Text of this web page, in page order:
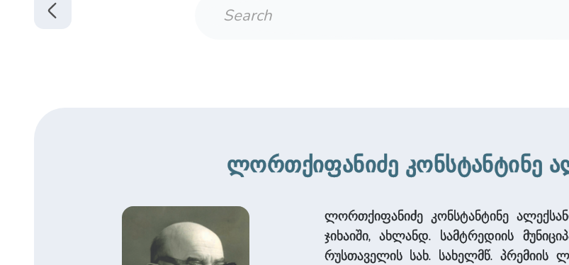
ლორთქიფანიძე კონსტანტინე
ლორთქიფანიძე კონსტანტინე
ჯიხაიში, ახლანდ. სამტრედიის
რუსთაველის სახ. სახელმწ. პრემიის